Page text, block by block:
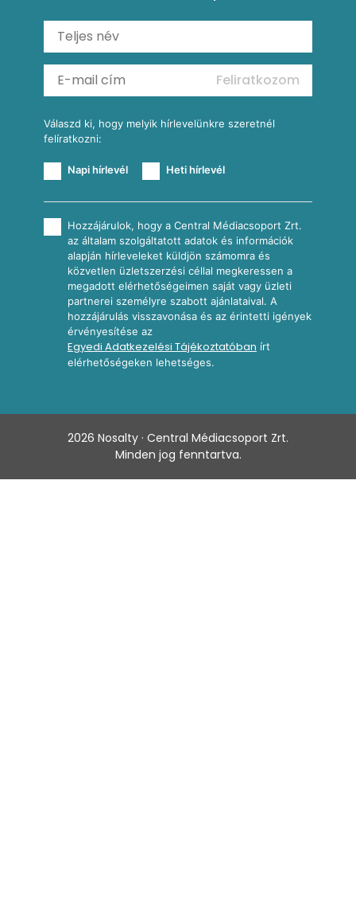
Ratatouille
Almás-kéksajtos kukoricasaláta
Köretek
Reggeli receptek
Feliratkozom
Válaszd ki, hogy melyik hírlevelünkre szeretnél
felíratkozni:
Napi hírlevél Heti hírlevél
Hozzájárulok, hogy a Central Médiacsoport Zrt.
az általam szolgáltatott adatok és információk
alapján hírleveleket küldjön számomra és
közvetlen üzletszerzési céllal megkeressen a
megadott elérhetőségeimen saját vagy üzleti
partnerei személyre szabott ajánlataival. A
hozzájárulás visszavonása és az érintetti igények
érvényesítése az
Egyedi Adatkezelési Tájékoztatóban írt
elérhetőségeken lehetséges.
2026 Nosalty · Central Médiacsoport Zrt.
Minden jog fenntartva.